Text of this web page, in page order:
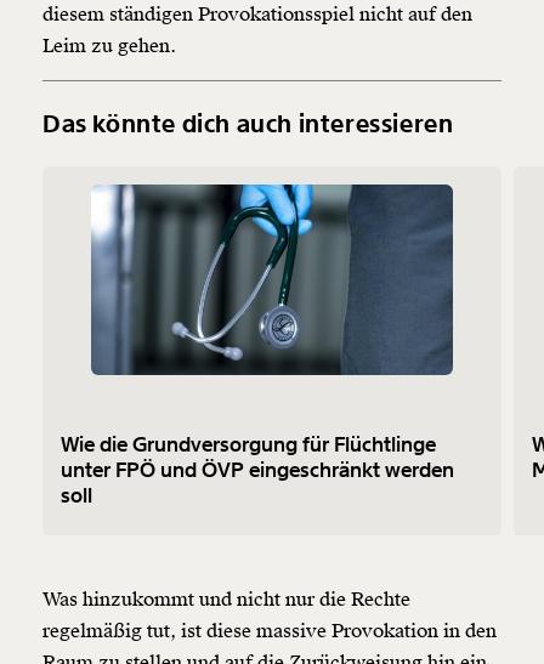
diesem ständigen Provokationsspiel nicht auf den
Leim zu gehen.
Das könnte dich auch interessieren
Wie die Grundversorgung für Flüchtlinge
unter FPÖ und ÖVP eingeschränkt werden
soll
Was hinzukommt und nicht nur die Rechte
regelmäßig tut, ist diese massive Provokation in den